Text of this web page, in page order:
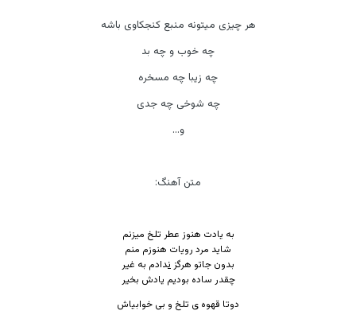
هر چیزی میتونه منبع کنجکاوی باشه
چه خوب و چه بد
چه زیبا چه مسخره
چه شوخی چه جدی
و...
متن آهنگ:
به یادت هنوز عطر تلخ میزنم
شاید مرد رویات هنوزم منم
بدون جاتو هرگز دادم به غیر
چقدر ساده بودیم یادش بخیر
دوتا قهوه ی تلخ و بی خوابیاش